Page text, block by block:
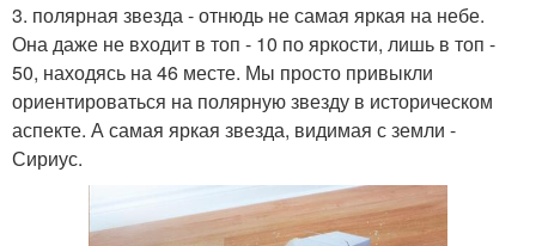
3. полярная звезда - отнюдь не самая яркая на небе.
Она даже не входит в топ - 10 по яркости, лишь в топ -
50, находясь на 46 месте. Мы просто привыкли
ориентироваться на полярную звезду в историческом
аспекте. А самая яркая звезда, видимая с земли -
Сириус.